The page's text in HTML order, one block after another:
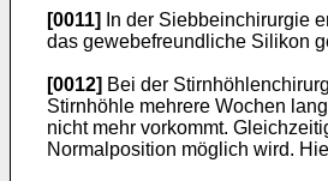
[0011]
In der Siebbeinchirurgie
das gewebefreundliche Silikon
[0012] Bei der
Stirnhöhle mehrere Wochen
nicht mehr vorkommt.
Normalposition möglich wird.